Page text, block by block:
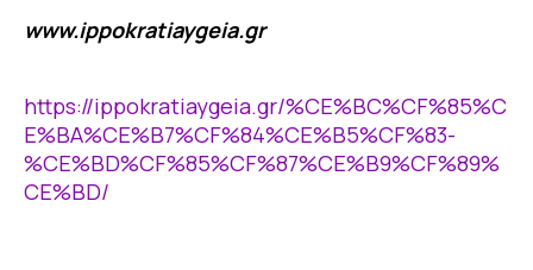
www.ippokratiaygeia.gr
https://ippokratiaygeia.gr/%CE%BC%CF%85%C
E%BA%CE%B7%CF%84%CE%B5%CF%83-
%CE%BD%CF%85%CF%87%CE%B9%CF%89%
CE%BD/